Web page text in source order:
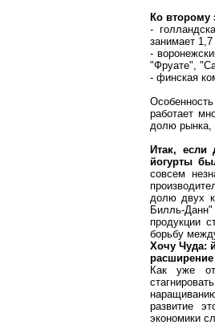
Ко второму
-
занимает
-
"Фруате",
- финская
работает
долю рынка,
Итак, если
йогурты
совсем
долю двух
Билль-
продукции
борьбу
Хочу Чуда:
Как уже
развитие
экономики